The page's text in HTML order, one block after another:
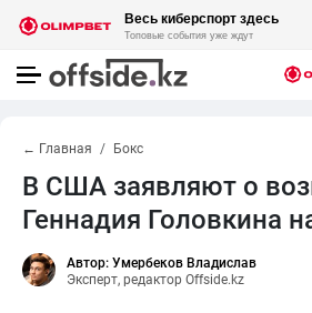
← Главная Бокс
В США заявляют о
Геннадия Головкина
Автор: Умербеков Владислав
Эксперт, редактор Offside.kz